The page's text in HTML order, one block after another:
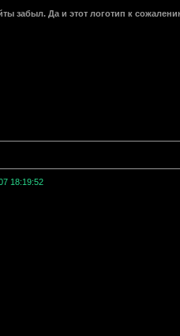
забыл. Да и этот логотип к
18:19:52